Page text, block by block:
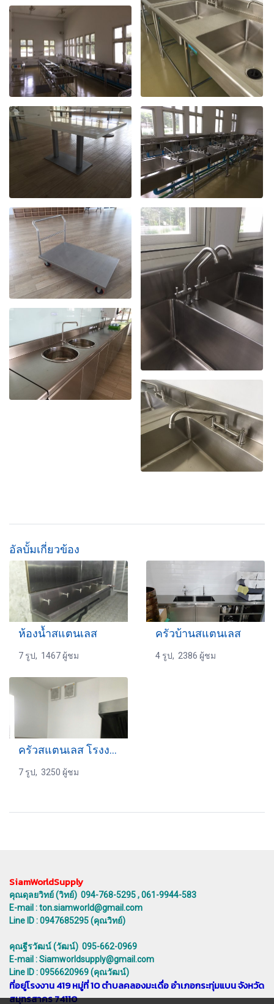
อัลบั้มเกี่ยวข้อง
ห้องน้ำสแตนเลส
7 รูป, 1467 ผู้ชม
ครัวบ้านสแตนเลส
4 รูป, 2386 ผู้ชม
ครัวสแตนเลส โรงงานอุตสาหกรรม
7 รูป, 3250 ผู้ชม
SiamWorldSupply
คุณดุลยวิทย์ (วิทย์) 094-768-5295 , 061-9944-583
E-mail : ton.siamworld@gmail.com
Line ID : 0947685295 (คุณวิทย์)
คุณฐีรวัฒน์ (วัฒน์) 095-662-0969
E-mail : Siamworldsupply@gmail.com
Line ID : 0956620969 (คุณวัฒน์)
ที่อยู่โรงงาน 419 หมู่ที่ 10 ตำบลคลองมะเดื่อ อำเภอกระทุ่มแบน จังหวัด
สมุทรสาคร 74110